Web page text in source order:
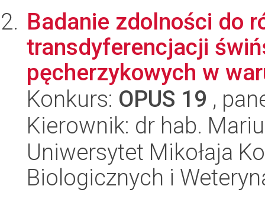
Badanie zdolności do
transdyferencjacji
pęcherzykowych w
Konkurs: OPUS 19 ,
Kierownik: dr hab.
Uniwersytet Mikołaja
Biologicznych i